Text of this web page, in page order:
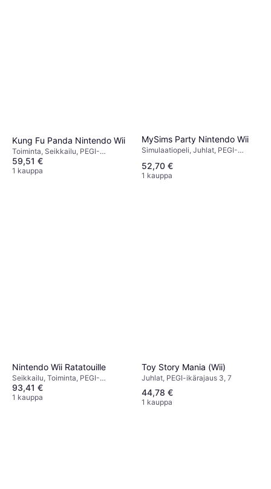
Kung Fu Panda Nintendo Wii
Toiminta, Seikkailu, PEGI-
ikärajaus 7
59,51 €
1 kauppa
MySims Party Nintendo Wii
Simulaatiopeli, Juhlat, PEGI-
52,70 €
1 kauppa
Nintendo Wii Ratatouille
Seikkailu, Toiminta, PEGI-
ikärajaus 3
93,41 €
1 kauppa
Toy Story Mania (Wii)
Juhlat, PEGI-ikärajaus 3, 7
44,78 €
1 kauppa